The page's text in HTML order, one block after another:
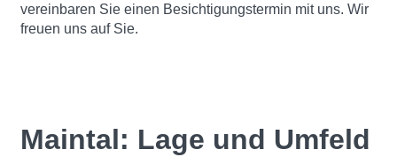
vereinbaren Sie einen Besichtigungstermin mit uns. Wir
freuen uns auf Sie.
Maintal: Lage und Umfeld